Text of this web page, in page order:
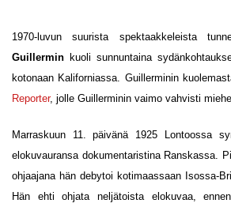
1970-luvun suurista spektaakkeleista
Guillermin kuoli sunnuntaina
kotonaan Kaliforniassa. Guillerminin
Reporter, jolle Guillerminin vaimo vahvisti
Marraskuun 11. päivänä 1925 Lontoossa
elokuvauransa dokumentaristina Ranskassa.
ohjaajana hän debytoi kotimaassaan Isossa-
Hän ehti ohjata neljätoista elokuvaa,